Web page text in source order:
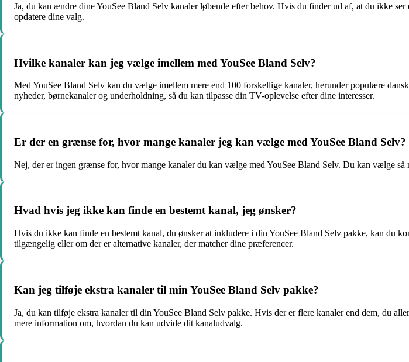
Ja, du kan ændre dine YouSee Bland Selv kanaler løbende efter behov. Hvis du finder ud af, at du ikke
opdatere dine valg.
Hvilke kanaler kan jeg vælge imellem med YouSee Bland Selv?
Med YouSee Bland Selv kan du vælge imellem mere end 100 forskellige kanaler, herunder populære
nyheder, børnekanaler og underholdning, så du kan tilpasse din TV-oplevelse efter dine interesser.
Er der en grænse for, hvor mange kanaler jeg kan vælge med YouSee Bland Selv?
Nej, der er ingen grænse for, hvor mange kanaler du kan vælge med YouSee Bland Selv. Du kan vælge
Hvad hvis jeg ikke kan finde en bestemt kanal, jeg ønsker?
Hvis du ikke kan finde en bestemt kanal, du ønsker at inkludere i din YouSee Bland Selv pakke, kan du
tilgængelig eller om der er alternative kanaler, der matcher dine præferencer.
Kan jeg tilføje ekstra kanaler til min YouSee Bland Selv pakke?
Ja, du kan tilføje ekstra kanaler til din YouSee Bland Selv pakke. Hvis der er flere kanaler end dem, du
mere information om, hvordan du kan udvide dit kanaludvalg.